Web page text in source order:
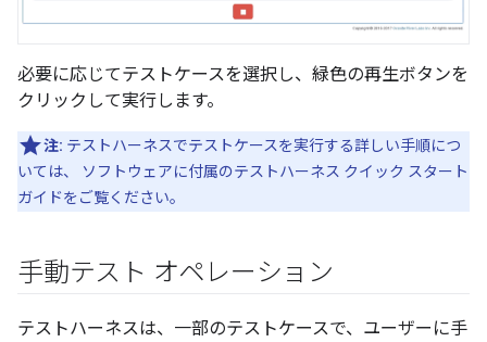
必要に応じてテストケースを選択し、緑色の再生ボタンを
クリックして実行します。
注: テストハーネスでテストケースを実行する詳しい手順につ
いては、 ソフトウェアに付属のテストハーネス クイック スタート
ガイドをご覧ください。
手動テスト オペレーション
テストハーネスは、一部のテストケースで、ユーザーに手